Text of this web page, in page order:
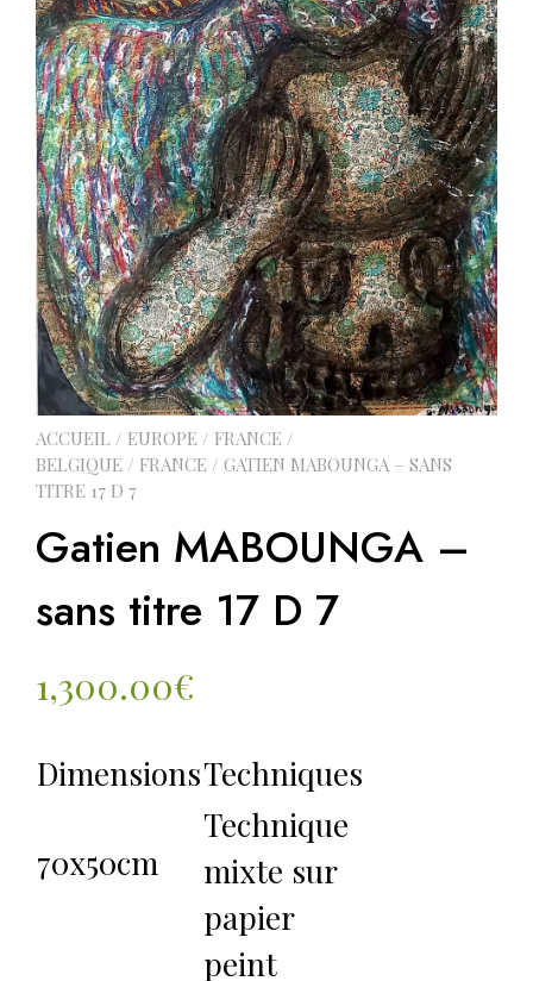
ACCUEIL / EUROPE / FRANCE /
BELGIQUE / FRANCE / GATIEN MABOUNGA – SANS
TITRE 17 D 7
Gatien MABOUNGA –
sans titre 17 D 7
1,300.00€
DimensionsTechniques
70x50cm
Technique
mixte sur
papier
peint